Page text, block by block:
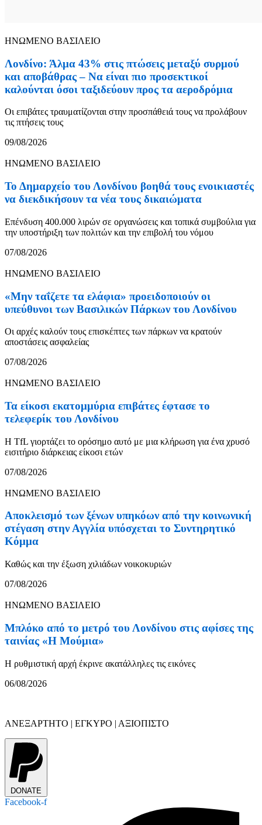
ΗΝΩΜΕΝΟ ΒΑΣΙΛΕΙΟ
Λονδίνο: Άλμα 43% στις πτώσεις μεταξύ συρμού
και αποβάθρας – Να είναι πιο προσεκτικοί
καλούνται όσοι ταξιδεύουν προς τα αεροδρόμια
Οι επιβάτες τραυματίζονται στην προσπάθειά τους να προλάβουν
τις πτήσεις τους
09/08/2026
ΗΝΩΜΕΝΟ ΒΑΣΙΛΕΙΟ
Το Δημαρχείο του Λονδίνου βοηθά τους ενοικιαστές
να διεκδικήσουν τα νέα τους δικαιώματα
Επένδυση 400.000 λιρών σε οργανώσεις και τοπικά συμβούλια για
την υποστήριξη των πολιτών και την επιβολή του νόμου
07/08/2026
ΗΝΩΜΕΝΟ ΒΑΣΙΛΕΙΟ
«Μην ταΐζετε τα ελάφια» προειδοποιούν οι
υπεύθυνοι των Βασιλικών Πάρκων του Λονδίνου
Οι αρχές καλούν τους επισκέπτες των πάρκων να κρατούν
αποστάσεις ασφαλείας
07/08/2026
ΗΝΩΜΕΝΟ ΒΑΣΙΛΕΙΟ
Τα είκοσι εκατομμύρια επιβάτες έφτασε το
τελεφερίκ του Λονδίνου
Η TfL γιορτάζει το ορόσημο αυτό με μια κλήρωση για ένα χρυσό
εισιτήριο διάρκειας είκοσι ετών
07/08/2026
ΗΝΩΜΕΝΟ ΒΑΣΙΛΕΙΟ
Αποκλεισμό των ξένων υπηκόων από την κοινωνική
στέγαση στην Αγγλία υπόσχεται το Συντηρητικό
Κόμμα
Καθώς και την έξωση χιλιάδων νοικοκυριών
07/08/2026
ΗΝΩΜΕΝΟ ΒΑΣΙΛΕΙΟ
Μπλόκο από το μετρό του Λονδίνου στις αφίσες της
ταινίας «Η Μούμια»
Η ρυθμιστική αρχή έκρινε ακατάλληλες τις εικόνες
06/08/2026
ΑΝΕΞΑΡΤΗΤΟ | ΕΓΚΥΡΟ | ΑΞΙΟΠΙΣΤΟ
DONATE
Facebook-f